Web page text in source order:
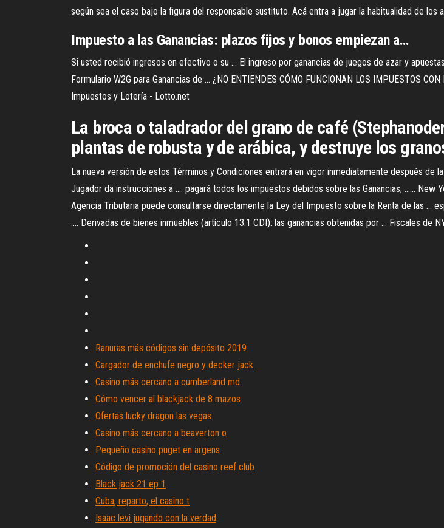
según sea el caso bajo la figura del responsable sustituto. Acá entra a jugar la habitualidad de los
Impuestoa las Ganancias: plazos fijos y bonos empiezan a…
Si usted recibió ingresos en efectivo o su ... El ingreso por ganancias de juegos de azar y
Formulario W2G para Ganancias de ... ¿NO ENTIENDES CÓMO FUNCIONAN LOS IMPUESTOS
Impuestos y Lotería - Lotto.net
La broca o taladrador del grano de café
plantas de robusta y de arábica, y destruye los
La nueva versión de estos Términos y Condiciones entrará en vigor inmediatamente después de
Jugador da instrucciones a .... pagará todos los impuestos debidos sobre las Ganancias; ......
Agencia Tributaria puede consultarse directamente la Ley del Impuesto sobre la Renta de las ...
.... Derivadas de bienes inmuebles (artículo 13.1 CDI): las ganancias obtenidas por ... Fiscales de
Ranuras más códigos sin depósito 2019
Cargador de enchufe negro y decker jack
Casino más cercano a cumberland md
Cómo vencer al blackjack de 8 mazos
Ofertas lucky dragon las vegas
Casino más cercano a beaverton o
Pequeño casino puget en argens
Código de promoción del casino reef club
Black jack 21 ep 1
Cuba, reparto, el casino t
Isaac levi jugando con la verdad